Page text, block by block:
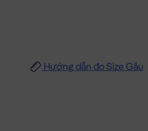
Hướng dẫn đo Size Gấu